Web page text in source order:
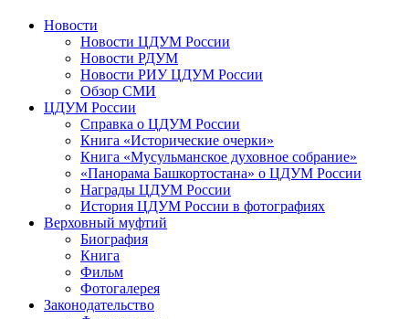
Новости
Новости ЦДУМ России
Новости РДУМ
Новости РИУ ЦДУМ России
Обзор СМИ
ЦДУМ России
Справка о ЦДУМ России
Книга «Исторические очерки»
Книга «Мусульманское духовное собрание»
«Панорама Башкортостана» о ЦДУМ России
Награды ЦДУМ России
История ЦДУМ России в фотографиях
Верховный муфтий
Биография
Книга
Фильм
Фотогалерея
Законодательство